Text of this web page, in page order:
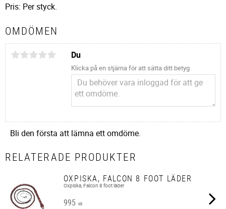
Pris: Per styck.
OMDÖMEN
Du
Klicka på en stjärna för att sätta ditt betyg
Bli den första att lämna ett omdöme.
RELATERADE PRODUKTER
OXPISKA, FALCON 8 FOOT LÄDER
Oxpiska, Falcon 8 foot läder
995 KR